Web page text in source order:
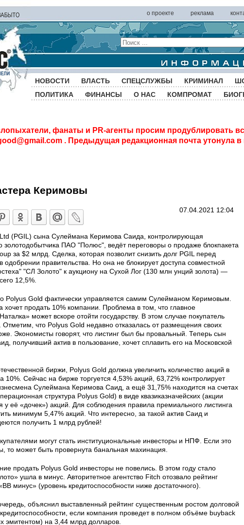
о проекте реклама
НОВОСТИ ВЛАСТЬ СПЕЦСЛУЖБЫ КРИМИНАЛ
ПОЛИТИКА
ФИНАНСЫ О НАС КОМПРОМАТ
фанаты и PR-агенты просим продублировать
. Предыдущая редакционная почта утонула
Керимовы
07.04.2021 12:04
(PGIL) сына Сулеймана Керимова Саида, контролирующая
золотодобытчика ПАО "Полюс", ведёт переговоры о продаже блокпакета
за $2 млрд. Сделка, которая позволит снизить долг PGIL перед
правительства. Но она не блокирует доступа совместной
"СЛ Золото" к аукциону на Сухой Лог (130 млн унций золота) —
12,5%.
Polyus Gold фактически управляется самим Сулейманом Керимовым.
хочет продать 10% компании. Проблема в том, что главное
может вскоре отойти государству. В этом случае покупатель
Отметим, что Polyus Gold недавно отказалась от размещения своих
Экономисты говорят, что листинг был бы провальный. Теперь сын
получивший актив в пользование, хочет сплавить его на Московской
биржи, Polyus Gold должна увеличить количество акций в
Сейчас на бирже торгуется 4,53% акций, 63,72% контролирует
Сулеймана Керимова Саид, а ещё 31,75% находится на счетах
структура Polyus Gold) в виде квазиказначейских (акции
у её «дочек») акций. Для соблюдения правила премиального листинга
минимум 5,47% акций. Что интересно, за такой актив Саид и
получить 1 млрд рублей!
могут стать институциональные инвесторы и НПФ. Если это
то может быть провернута банальная махинация.
продать Polyus Gold инвесторы не повелись. В этом году стало
ушла в минус. Авторитетное агентство Fitch отозвало рейтинг
минус» (уровень кредитоспособности ниже достаточного).
объяснил выставленный рейтинг существенным ростом долговой
если компания проведет в полном объёме buyback
эмитентом) на 3,44 млрд долларов.